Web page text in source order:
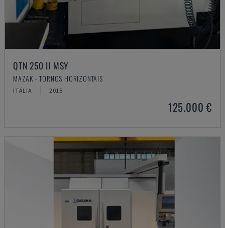
QTN 250 II MSY
MAZAK - TORNOS HORIZONTAIS
ITÁLIA 2015
125.000 €